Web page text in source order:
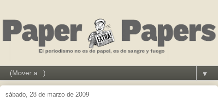
▼
sábado, 28 de marzo de 2009